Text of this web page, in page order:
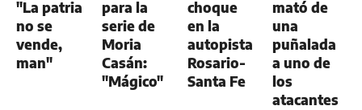
"La patria
no se
vende,
man"
para la
serie de
Moria
Casán:
"Mágico"
choque
en la
autopista
Rosario-
Santa Fe
mató de
una
puñalada
a uno de
los
atacantes